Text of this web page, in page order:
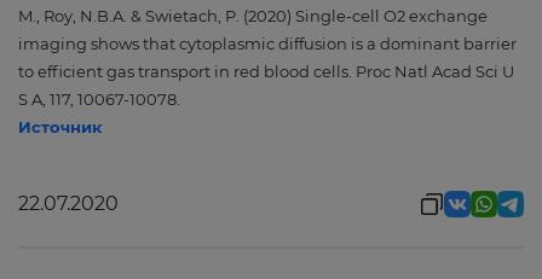
M., Roy, N.B.A. & Swietach, P. (2020) Single-cell O2 exchange
imaging shows that cytoplasmic diffusion is a dominant barrier
to efficient gas transport in red blood cells. Proc Natl Acad Sci U
S A, 117, 10067-10078.
Источник
22.07.2020